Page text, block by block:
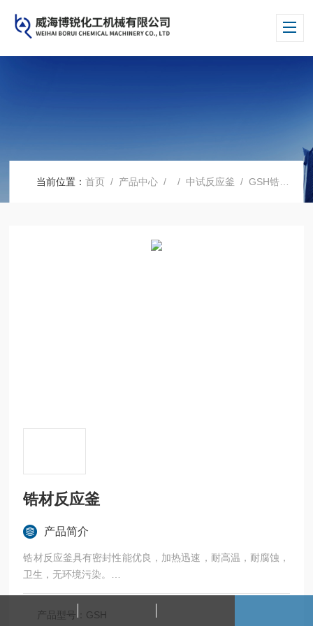
当前位置：首页 / 产品中心 / / 中试反应釜 / GSH锆材反应釜
锆材反应釜
产品简介
锆材反应釜具有密封性能优良，加热迅速，耐高温，耐腐蚀，
卫生，无环境污染。
广泛应用于科研，实验室试验，化工，食品，涂料，热熔胶，
产品型号：GSH